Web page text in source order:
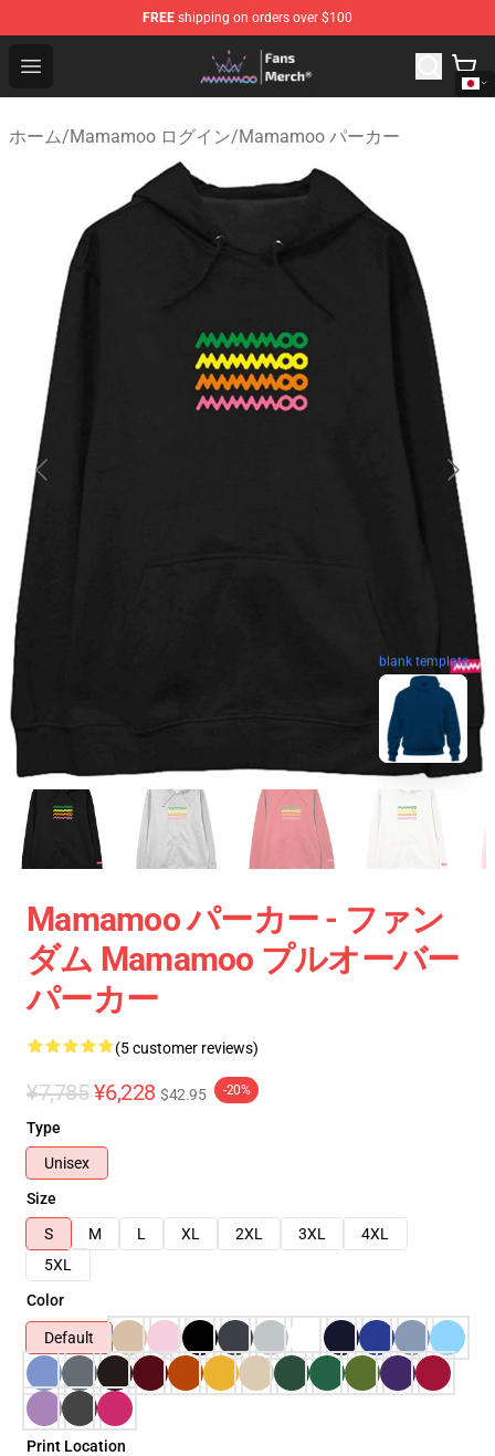
FREE shipping on orders over $100
Open menu
Mamamoo Store - Official Mamamoo Merchandise Shop
ホーム/Mamamoo ログイン/Mamamoo パーカー
blank template
Mamamoo パーカー - ファン
ダム Mamamoo プルオーバー
パーカー
(5 customer reviews)
¥7,785 ¥6,228 $42.95 -20%
Type
Unisex
Size
S
M L XL 2XL 3XL
4XL
5XL
Color
Default
Print Location